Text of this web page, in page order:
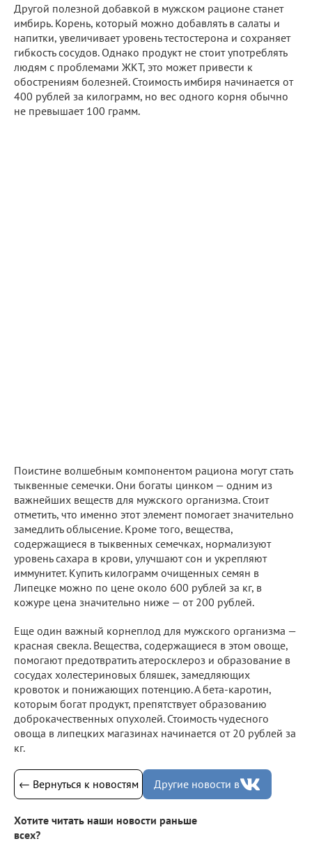
Другой полезной добавкой в мужском рационе станет
имбирь. Корень, который можно добавлять в салаты и
напитки, увеличивает уровень тестостерона и сохраняет
гибкость сосудов. Однако продукт не стоит употреблять
людям с проблемами ЖКТ, это может привести к
обострениям болезней. Стоимость имбиря начинается от
400 рублей за килограмм, но вес одного корня обычно
не превышает 100 грамм.
Поистине волшебным компонентом рациона могут стать
тыквенные семечки. Они богаты цинком — одним из
важнейших веществ для мужского организма. Стоит
отметить, что именно этот элемент помогает значительно
замедлить облысение. Кроме того, вещества,
содержащиеся в тыквенных семечках, нормализуют
уровень сахара в крови, улучшают сон и укрепляют
иммунитет. Купить килограмм очищенных семян в
Липецке можно по цене около 600 рублей за кг, в
кожуре цена значительно ниже — от 200 рублей.
Еще один важный корнеплод для мужского организма —
красная свекла. Вещества, содержащиеся в этом овоще,
помогают предотвратить атеросклероз и образование в
сосудах холестериновых бляшек, замедляющих
кровоток и понижающих потенцию. А бета-каротин,
которым богат продукт, препятствует образованию
доброкачественных опухолей. Стоимость чудесного
овоща в липецких магазинах начинается от 20 рублей за
кг.
← Вернуться к новостям Другие новости в
Хотите читать наши новости раньше
всех?